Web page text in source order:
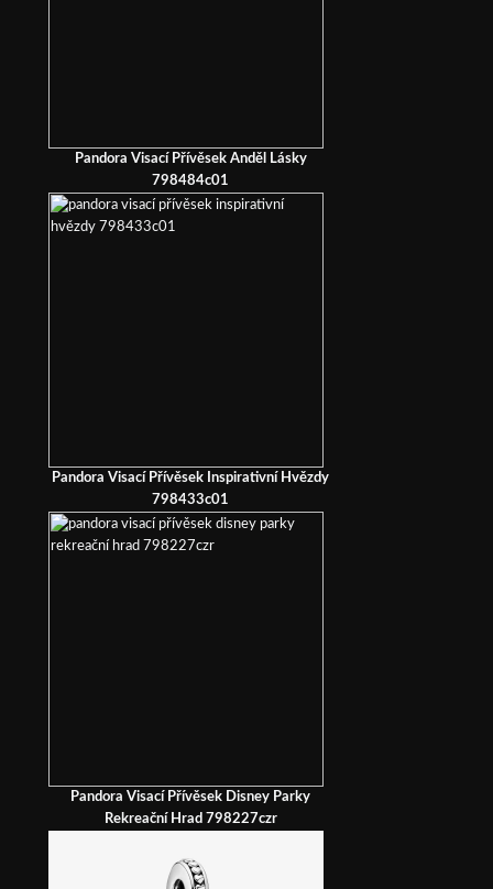
Pandora Visací Přívěsek Anděl Lásky
798484c01
Pandora Visací Přívěsek Inspirativní Hvězdy
798433c01
Pandora Visací Přívěsek Disney Parky
Rekreační Hrad 798227czr